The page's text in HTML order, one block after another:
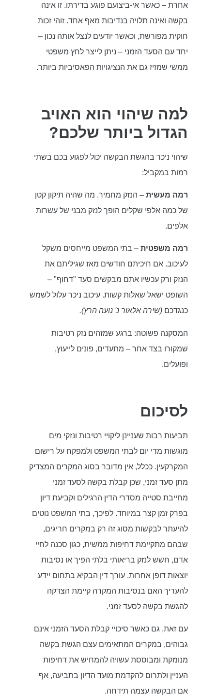
אחרת – כאשר אי-ביצועם פוגע בדירתו. זו אינה
בקשה ואינה תלויה בנדיבות מאף אחד. זוהי זכות
חוקית מפורשת, וכאשר יודעים לנצל אותה נכון –
יחד עם הסעד הזמני – ניתן לייצר לחץ משפטי
ממשי שמזיז גם את הנציגויות הפאסיביות ביותר.
למה שיהוי הוא האויב
הגדול ביותר שלכם?
שיהוי ניכר בהגשת הבקשה יכול לפגוע בכם בשתי
רמות במקביל:
רמה מעשית – הנזק מחמיר. מה שהיה תיקון קטן
של כמה אלפי שקלים הופך לנזק מבני של עשרות
אלפים.
רמה משפטית – בתי המשפט מייחסים משקל
לעיכוב. אם חיכיתם חודשים מאז שגיליתם את
הנזק ורק עכשיו אתם מבקשים סעד "דחוף" –
השופט ישאל שאלות קשות. עיכוב ניכר עלול לשמש
כנגדכם (שירה אלאור נ' נועה הרץ).
המסקנה פשוטה: ברגע שמזהים נזק רטיבות
שמקורו בצד אחר – מתעדים, פונים לייעוץ,
ופועלים.
לסיכום
תביעות רבות שעניינן ליקויי רטיבות ונזקי מים
מוגשות מדי יום לבתי המשפט ולמפקח על רישום
המקרקעין. ככלל, אין מדובר בסוג המקרים המצדיק
מתן סעד זמני, שכן קבלת בקשה לסעד זמני
מחייבת סטייה מסדרי הדין הרגילים וקביעת דיון
בפרק זמן קצר במיוחד. לפיכך, בתי המשפט נוטים
להיעתר לבקשות מסוג זה רק במקרים חריגים,
שבהם מתקיימת דחיפות ממשית, כגון סכנה לחיי
אדם, חשש לנזק בריאותי בלתי הפיך או נסיבות
יוצאות דופן אחרות. עורך דין הבקיא בתחום יידע
להעריך האם בנסיבות המקרה קיימת הצדקה
להגשת בקשה לסעד זמני.
עם זאת, גם כאשר סיכויי קבלת הסעד הזמני אינם
גבוהים, במקרים המתאימים עצם הגשת בקשה
מנומקת ומבוססת עשויה להמחיש את דחיפות
העניין ולתרום להקדמת מועד הדיון בתביעה, אף
אם הבקשה עצמה תידחה.